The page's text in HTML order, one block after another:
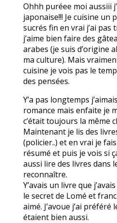
Ohhh puréee moi aussiii
japonaise!!! Je cuisine un
sucrés fin en vrai j’ai
j’aime bien faire des
arabes (je suis d’origine
ma culture). Mais
cuisine je vois pas le
des pensées.
Y’a pas longtemps
romance mais enfaite je
c’était toujours la même
Maintenant je lis des
(policier..) et en vrai je
résumé et puis je vois si
aussi lire des livres dans
reconnaître.
Y’avais un livre que
le secret de Lomé et
aimé. J’avoue j’ai
étaient bien aussi.